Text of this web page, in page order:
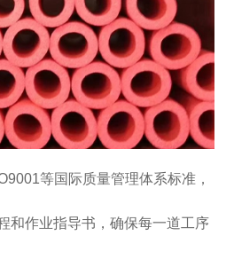
等国际质量管理体系标准，
和作业指导书，确保每一道工序